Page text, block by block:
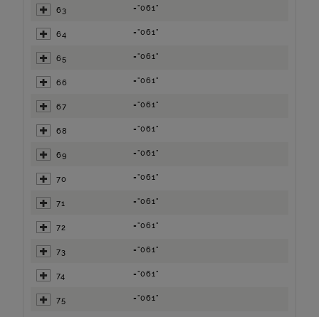
63 ="061"
64 ="061"
65 ="061"
66 ="061"
67 ="061"
68 ="061"
69 ="061"
70 ="061"
71 ="061"
72 ="061"
73 ="061"
74 ="061"
75 ="061"